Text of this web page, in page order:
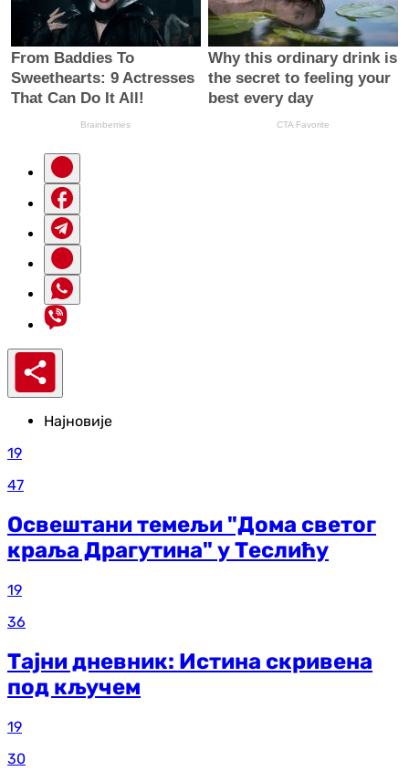
Најновије
19
47
Освештани темељи "Дома светог
краља Драгутина" у Теслићу
19
36
Тајни дневник: Истина скривена
под кључем
19
30